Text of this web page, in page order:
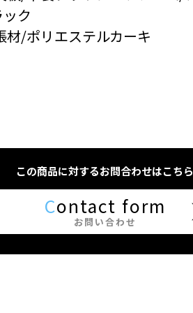
ク
材/ポリエステルカーキ
この商品に対するお問合わせはこちら
Contact form
お問い合わせ